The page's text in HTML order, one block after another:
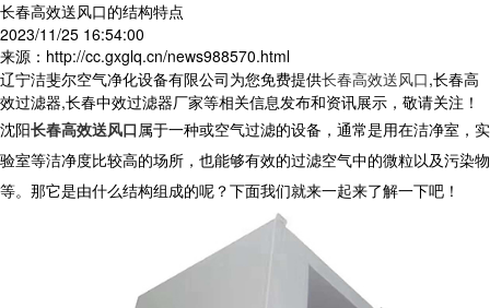
长春高效送风口的结构特点
2023/11/25 16:54:00
来源：http://cc.gxglq.cn/news988570.html
辽宁洁斐尔空气净化设备有限公司为您免费提供长春高效送风口,长春高
效过滤器,长春中效过滤器厂家等相关信息发布和资讯展示，敬请关注！
沈阳长春高效送风口属于一种或空气过滤的设备，通常是用在洁净室，实
验室等洁净度比较高的场所，也能够有效的过滤空气中的微粒以及污染物
等。那它是由什么结构组成的呢？下面我们就来一起来了解一下吧！